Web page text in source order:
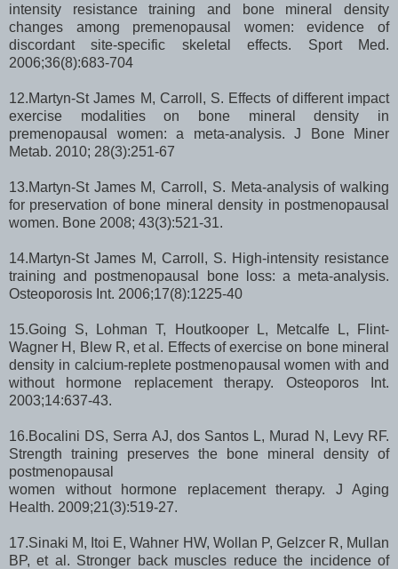
intensity resistance training and bone mineral density
changes among premenopausal women: evidence of
discordant site-specific skeletal effects. Sport Med.
2006;36(8):683-704
12.Martyn-St James M, Carroll, S. Effects of different impact
exercise modalities on bone mineral density in
premenopausal women: a meta-analysis. J Bone Miner
Metab. 2010; 28(3):251-67
13.Martyn-St James M, Carroll, S. Meta-analysis of walking
for preservation of bone mineral density in postmenopausal
women. Bone 2008; 43(3):521-31.
14.Martyn-St James M, Carroll, S. High-intensity resistance
training and postmenopausal bone loss: a meta-analysis.
Osteoporosis Int. 2006;17(8):1225-40
15.Going S, Lohman T, Houtkooper L, Metcalfe L, Flint-
Wagner H, Blew R, et al. Effects of exercise on bone mineral
density in calcium-replete postmenopausal women with and
without hormone replacement therapy. Osteoporos Int.
2003;14:637-43.
16.Bocalini DS, Serra AJ, dos Santos L, Murad N, Levy RF.
Strength training preserves the bone mineral density of
postmenopausal
women without hormone replacement therapy. J Aging
Health. 2009;21(3):519-27.
17.Sinaki M, Itoi E, Wahner HW, Wollan P, Gelzcer R, Mullan
BP, et al. Stronger back muscles reduce the incidence of